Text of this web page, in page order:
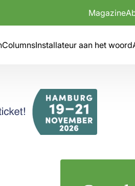
Magazine
ColumnsInstallateur aan het woord